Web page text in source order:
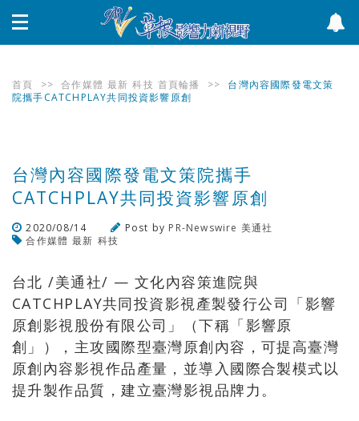
首頁 >> 合作媒體 最新 科技 首頁輪播 >>
台灣內容國際發電文策
院攜手CATCHPLAY共同投資影響原創
台灣內容國際發電文策院攜手
CATCHPLAY共同投資影響原創
2020/08/14 Post by PR-Newswire 美通社
合作媒體 最新 科技
台北 /美通社/ — 文化內容策進院與
CATCHPLAY共同投資影視產製發行公司「影響
原創影視股份有限公司」（下稱「影響原
創」），主攻國際型臺灣原創內容，可提高臺灣
原創內容影視作品產量，並導入國際合製模式以
提升製作品質，建立臺灣影視品牌力。